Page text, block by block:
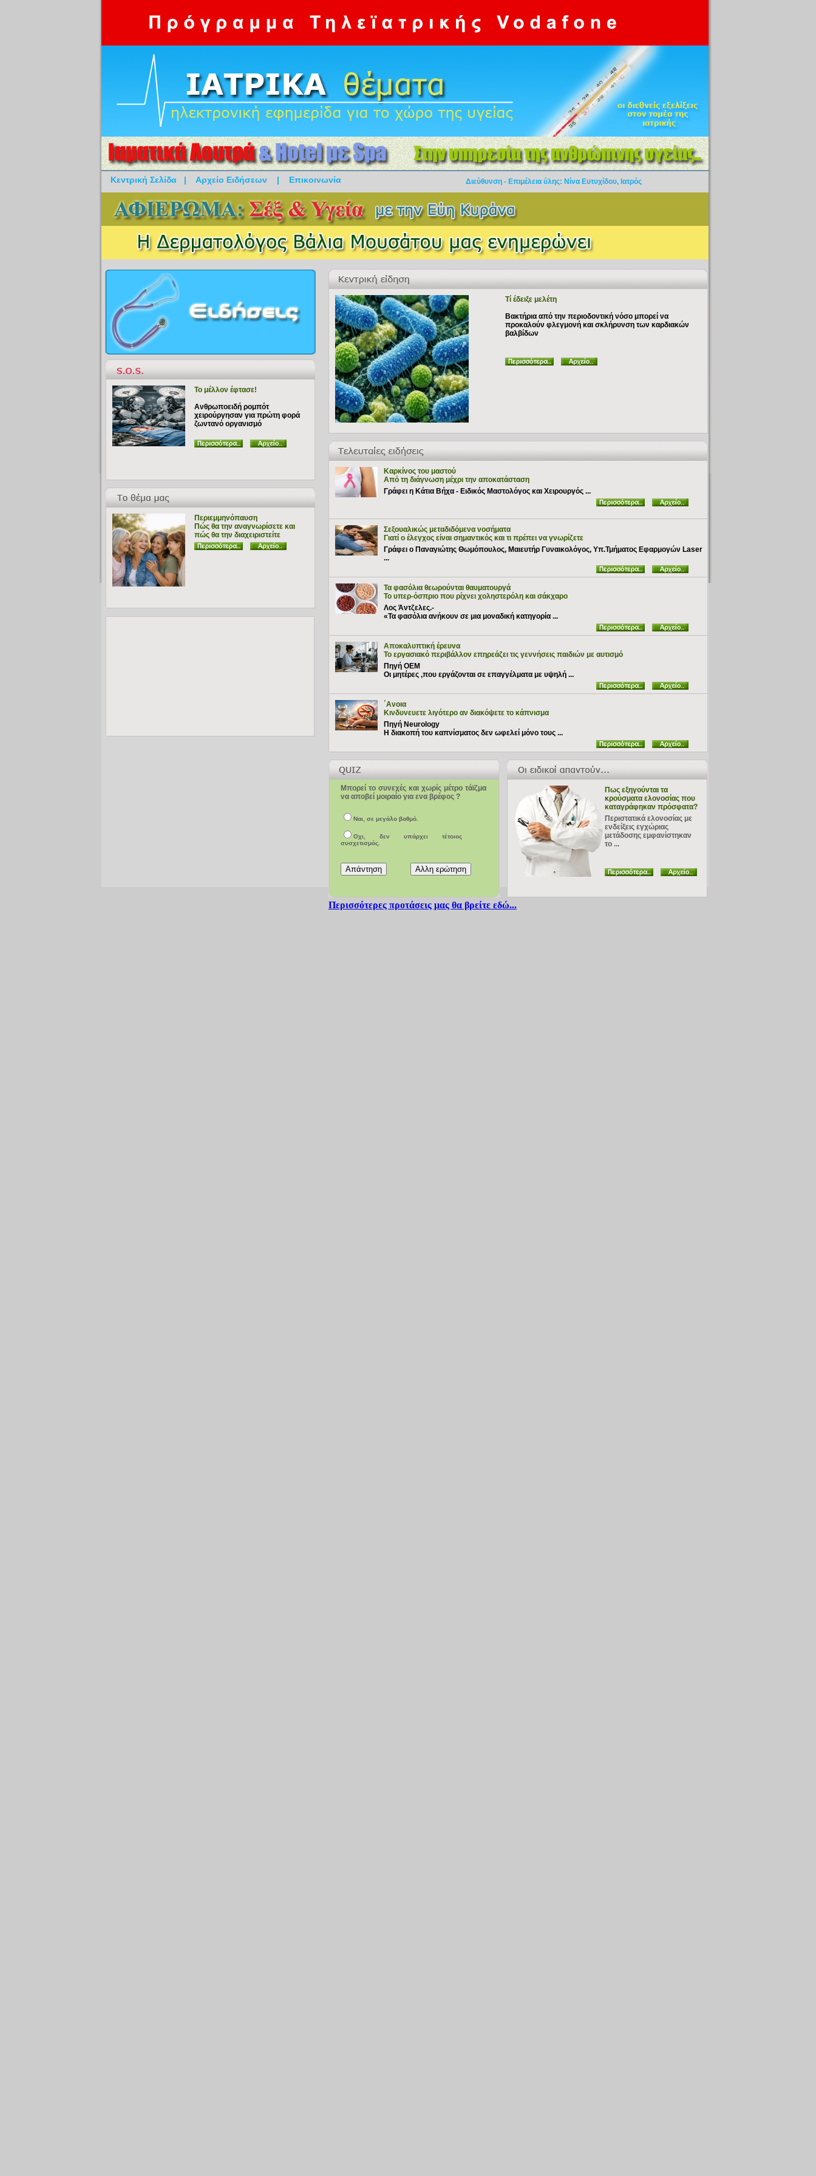
Κεντρική Σελίδα | Αρχείο Ειδήσεων | Επικοινωνία Διεύθυνση - Επιμέλεια ύλης: Νίνα Ευτυχίδου, Ιατρός
Το μέλλον έφτασε!
Ανθρωποειδή ρομπότ
χειρούργησαν για πρώτη φορά
ζωντανό οργανισμό
Περιεμμηνόπαυση
Πώς θα την αναγνωρίσετε και
πώς θα την διαχειριστείτε
Τί έδειξε μελέτη
Βακτήρια από την περιοδοντική νόσο μπορεί να
προκαλούν φλεγμονή και σκλήρυνση των καρδιακών
βαλβίδων
Καρκίνος του μαστού
Από τη διάγνωση μέχρι την αποκατάσταση
Γράφει η Κάτια Βήχα - Ειδικός Μαστολόγος και Χειρουργός ...
Σεξουαλικώς μεταδιδόμενα νοσήματα
Γιατί ο έλεγχος είναι σημαντικός και τι πρέπει να γνωρίζετε
Γράφει ο Παναγιώτης Θωμόπουλος, Μαιευτήρ Γυναικολόγος, Υπ.Τμήματος Εφαρμογών Laser
...
Τα φασόλια θεωρούνται θαυματουργά
Το υπερ-όσπριο που ρίχνει χοληστερόλη και σάκχαρο
Λος Άντζελες.-
«Τα φασόλια ανήκουν σε μια μοναδική κατηγορία ...
Αποκαλυπτική έρευνα
Το εργασιακό περιβάλλον επηρεάζει τις γεννήσεις παιδιών με αυτισμό
Πηγή ΟΕΜ
Οι μητέρες ,που εργάζονται σε επαγγέλματα με υψηλή ...
΄Ανοια
Κινδυνευετε λιγότερο αν διακόψετε το κάπνισμα
Πηγή Neurology
Η διακοπή του καπνίσματος δεν ωφελεί μόνο τους ...
Μπορεί το συνεχές και χωρίς μέτρο τάϊζμα
να αποβεί μοιραίο για ενα βρέφος ?
Ναι, σε μεγάλο βαθμό.
Οχι, δεν υπάρχει τέτοιος
συσχετισμός.
Πως εξηγούνται τα
κρούσματα ελονοσίας που
καταγράφηκαν πρόσφατα?
Περιστατικά ελονοσίας με
ενδείξεις εγχώριας
μετάδοσης εμφανίστηκαν
το ...
Περισσότερες προτάσεις μας θα βρείτε εδώ...